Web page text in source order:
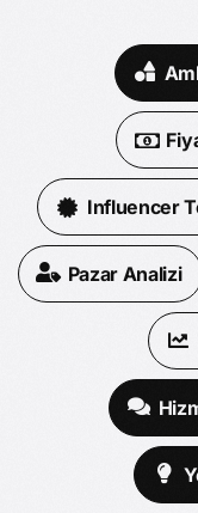
Influencer
Pazar Analizi